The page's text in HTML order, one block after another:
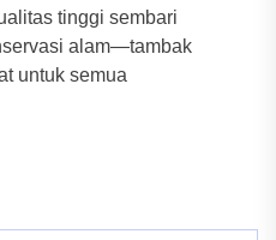
tinggi sembari
alam—tambak
untuk semua